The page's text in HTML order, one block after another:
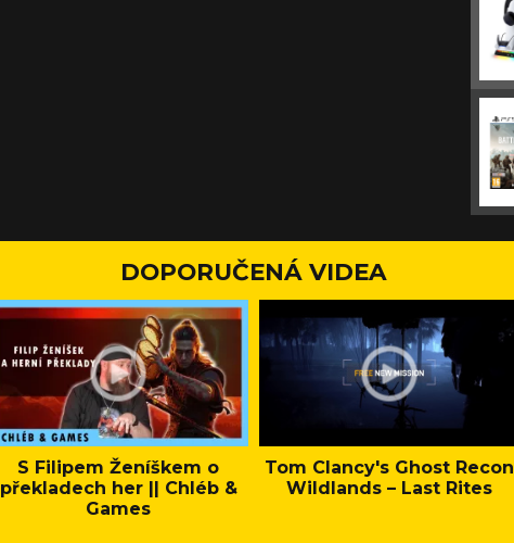
DOPORUČENÁ VIDEA
S Filipem Ženíškem o
překladech her || Chléb &
Games
Tom Clancy's Ghost Recon
Wildlands – Last Rites